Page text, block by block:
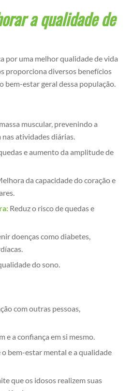
a qualidade de
por uma melhor qualidade de vida
proporciona diversos benefícios
bem-estar geral dessa população.
muscular, prevenindo a
atividades diárias.
e aumento da amplitude de
da capacidade do coração e
Reduz o risco de quedas e
doenças como diabetes,
do sono.
com outras pessoas,
e a confiança em si mesmo.
bem-estar mental e a qualidade
que os idosos realizem suas